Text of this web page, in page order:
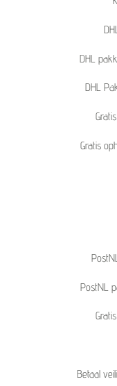
DHL
DHL
Gratis
PostNL
Betaal